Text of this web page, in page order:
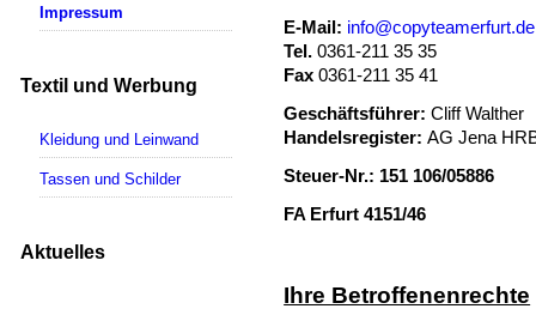
Impressum
Textil und Werbung
Kleidung und Leinwand
Tassen und Schilder
Aktuelles
E-Mail: info@copyteamerfurt.de
Tel. 0361-211 35 35
Fax 0361-211 35 41
Geschäftsführer: Cliff Walther
Handelsregister: AG Jena
Steuer-Nr.: 151 106/05886
FA Erfurt 4151/46
Ihre Betroffenenrechte